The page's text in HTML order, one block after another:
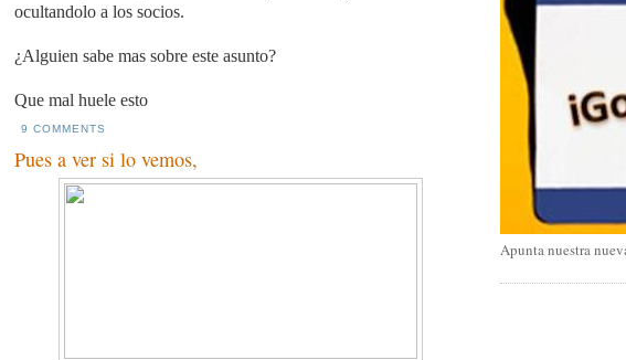
ocultandolo a los socios.
¿Alguien sabe mas sobre este asunto?
Que mal huele esto
9 COMMENTS
Pues a ver si lo vemos,
Apunta nuestra